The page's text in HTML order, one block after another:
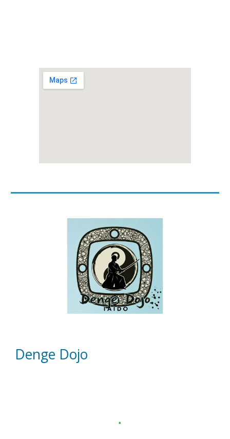
Denge Dojo